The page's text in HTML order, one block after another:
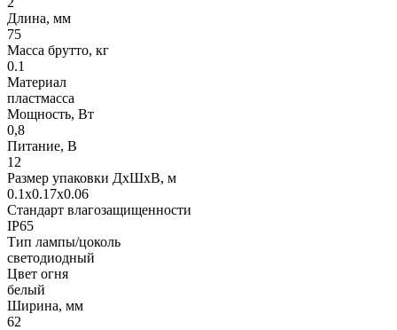
Длина, мм
75
Масса брутто, кг
0.1
Материал
пластмасса
Мощность, Вт
0,8
Питание, В
12
Размер упаковки ДхШхВ, м
0.1x0.17x0.06
Стандарт влагозащищенности
IP65
Тип лампы/цоколь
светодиодный
Цвет огня
белый
Ширина, мм
62